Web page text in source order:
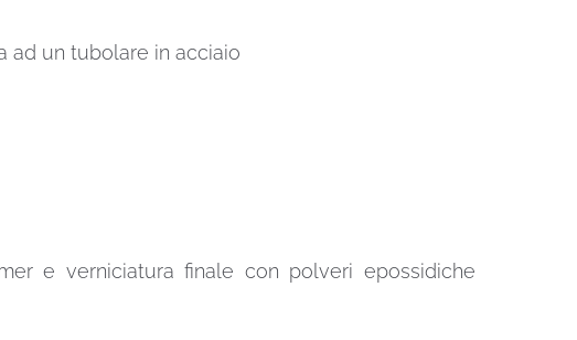
ad un tubolare in acciaio
e verniciatura finale con polveri epossidiche